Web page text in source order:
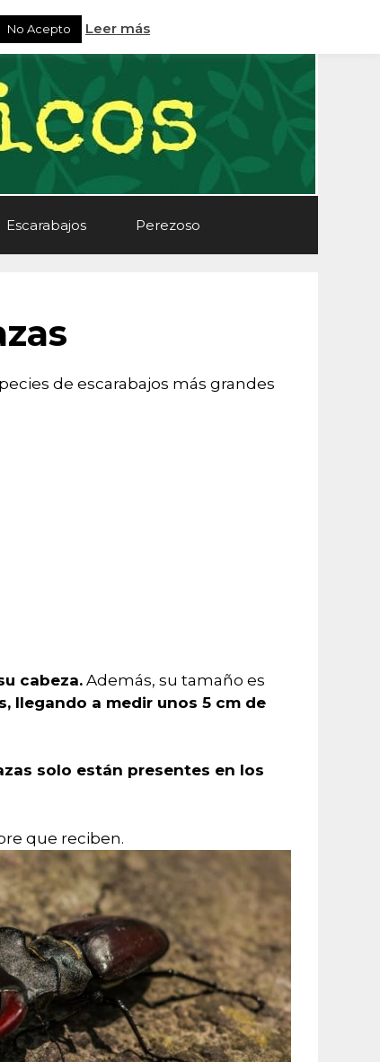
Escarabajos Perezoso
de escarabajos más grandes
cabeza.Además, su tamaño es
llegando a medir unos 5 cm de
solo están presentes en los
que reciben.
No Acepto Leer más